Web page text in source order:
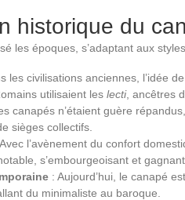
historique du
les époques, s’adaptant aux
les civilisations anciennes, l’idée
utilisaient les lecti, ancêtres
canapés n’étaient guère
sièges collectifs.
l’avènement du confort
s’embourgeoisant et
: Aujourd’hui, le canapé
du minimaliste au baroque.